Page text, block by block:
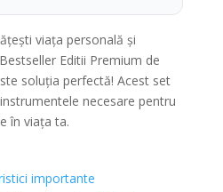
viața personală și
Editii Premium de
soluția perfectă! Acest set
necesare pentru
în viața ta.
importante